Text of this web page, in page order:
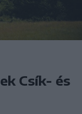
Csík- és